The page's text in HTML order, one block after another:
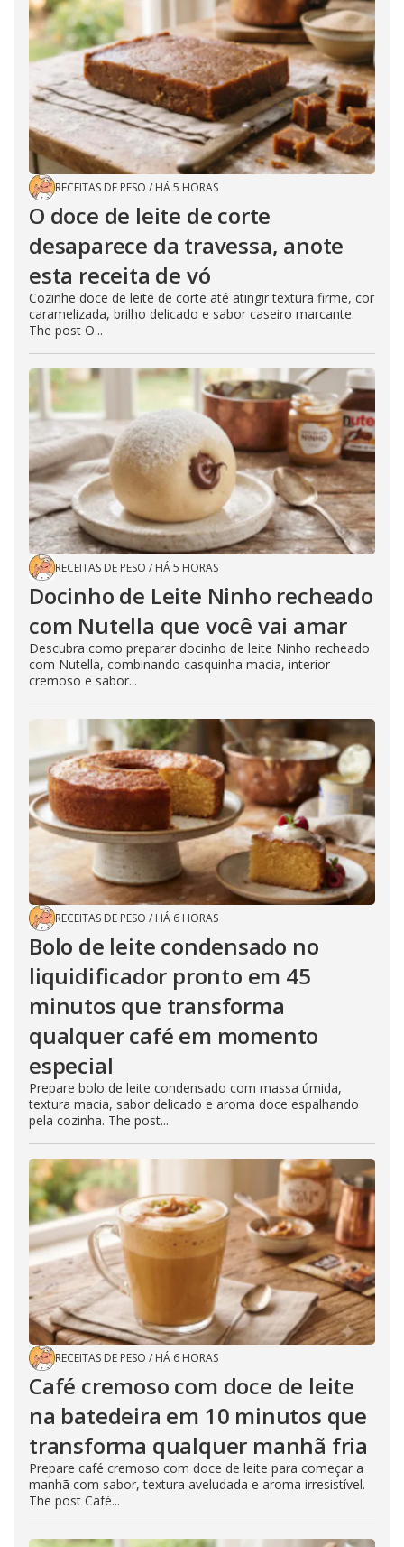
RECEITAS DE PESO / HÁ 5 HORAS
O doce de leite de corte
desaparece da travessa, anote
esta receita de vó
Cozinhe doce de leite de corte até atingir textura firme, cor
caramelizada, brilho delicado e sabor caseiro marcante.
The post O...
RECEITAS DE PESO / HÁ 5 HORAS
Docinho de Leite Ninho recheado
com Nutella que você vai amar
Descubra como preparar docinho de leite Ninho recheado
com Nutella, combinando casquinha macia, interior
cremoso e sabor...
RECEITAS DE PESO / HÁ 6 HORAS
Bolo de leite condensado no
liquidificador pronto em 45
minutos que transforma
qualquer café em momento
especial
Prepare bolo de leite condensado com massa úmida,
textura macia, sabor delicado e aroma doce espalhando
pela cozinha. The post...
RECEITAS DE PESO / HÁ 6 HORAS
Café cremoso com doce de leite
na batedeira em 10 minutos que
transforma qualquer manhã fria
Prepare café cremoso com doce de leite para começar a
manhã com sabor, textura aveludada e aroma irresistível.
The post Café...